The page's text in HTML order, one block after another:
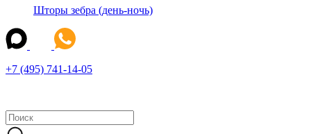
Шторы зебра (день-ночь)
+7 (495) 741-14-05